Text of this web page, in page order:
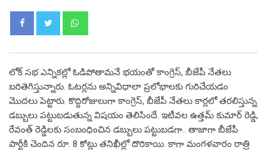
లోక్ సభ ఎన్నికల్లో ఓడిపోతామనే భయంతో కాంగ్రెస్, బీజేపీ నేతలు
బరితెగిస్తున్నారు. ఓటర్లను అన్నివిధాలా ప్రలోభాలకు గురిచేయడం
మొదలు పెట్టారు. కొద్దిరోజులుగా కాంగ్రెస్, బీజేపీ నేతలు కార్లలో తరలిస్తున్న
డబ్బులు పట్టుబడుతున్న విషయం తెలిసిందే. ఇటీవల ఉత్తమ్ కుమార్ రెడ్డి,
రేవంత్ రెడ్డిలకు సంబంధించిన డబ్బులు పట్టుబడగా.. తాజాగా బీజేపీ
పార్టీకి చెందిన రూ. 8 కోట్లు తనిఖీల్లో దొరికాయి. కాగా మంగళవారం రాత్రి